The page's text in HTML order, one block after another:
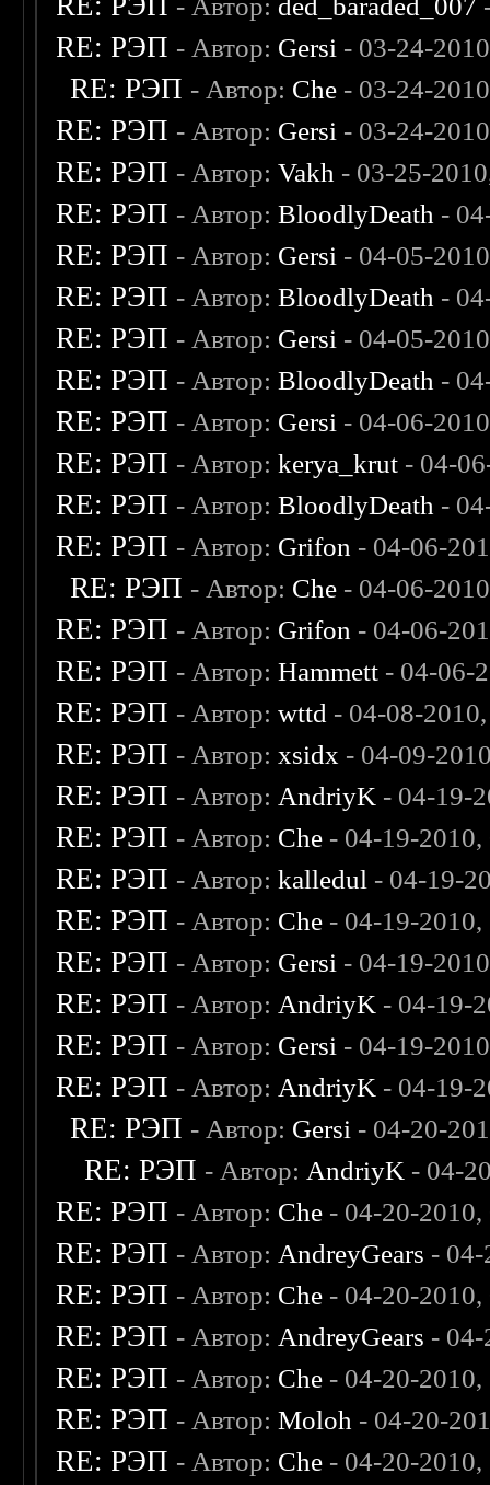
- Автор: ded_baraded_007
RE: РЭП - Автор: Gersi - 03-24-
RE: РЭП - Автор: Che - 03-24-
RE: РЭП - Автор: Gersi - 03-24-
RE: РЭП - Автор:Vakh - 03-25-
RE: РЭП - Автор:BloodlyDeath -
RE: РЭП - Автор: Gersi - 04-05-
RE: РЭП - Автор:BloodlyDeath -
RE: РЭП - Автор: Gersi - 04-05-
RE: РЭП - Автор:BloodlyDeath -
RE: РЭП - Автор: Gersi - 04-06-
RE: РЭП - Автор:kerya_krut - 04-
RE: РЭП - Автор:BloodlyDeath -
RE: РЭП - Автор: Grifon - 04-06-
RE: РЭП - Автор: Che - 04-06-
RE: РЭП - Автор: Grifon - 04-06-
RE: РЭП - Автор:Hammett - 04-06-
RE: РЭП - Автор:wttd - 04-08-
RE: РЭП - Автор:xsidx - 04-09-
RE: РЭП - Автор: AndriyK - 04-19-
RE: РЭП - Автор: Che - 04-19-
RE: РЭП - Автор:kalledul - 04-19-
RE: РЭП - Автор: Che - 04-19-
RE: РЭП - Автор: Gersi - 04-19-
RE: РЭП - Автор: AndriyK - 04-19-
RE: РЭП - Автор: Gersi - 04-19-
RE: РЭП - Автор: AndriyK - 04-19-
RE: РЭП - Автор: Gersi - 04-20-
RE: РЭП - Автор: AndriyK - 04-
RE: РЭП - Автор: Che - 04-20-
RE: РЭП - Автор: AndreyGears -
RE: РЭП - Автор: Che - 04-20-
RE: РЭП - Автор: AndreyGears -
RE: РЭП - Автор: Che - 04-20-
RE: РЭП - Автор:Moloh - 04-20-
RE: РЭП - Автор: Che - 04-20-